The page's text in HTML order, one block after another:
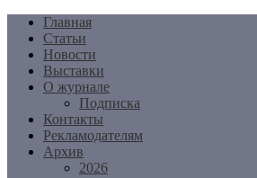
Перейти
содержимому
Главная
Статьи
Новости
Выставки
О журнале
Подписка
Контакты
Рекламодателям
Архив
2026